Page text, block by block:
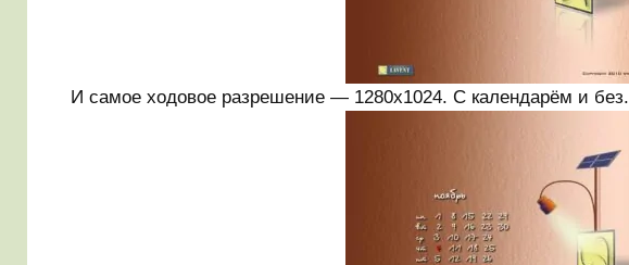
И самое ходовое разрешение — 1280х1024. С календарём и без.